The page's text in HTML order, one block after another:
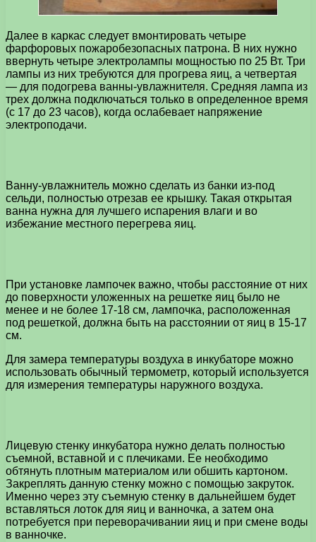
Далее в каркас следует вмонтировать четыре
фарфоровых пожаробезопасных патрона. В них нужно
ввернуть четыре электролампы мощностью по 25 Вт. Три
лампы из них требуются для прогрева яиц, а четвертая
— для подогрева ванны-увлажнителя. Средняя лампа из
трех должна подключаться только в определенное время
(с 17 до 23 часов), когда ослабевает напряжение
электроподачи.
Ванну-увлажнитель можно сделать из банки из-под
сельди, полностью отрезав ее крышку. Такая открытая
ванна нужна для лучшего испарения влаги и во
избежание местного перегрева яиц.
При установке лампочек важно, чтобы расстояние от них
до поверхности уложенных на решетке яиц было не
менее и не более 17-18 см, лампочка, расположенная
под решеткой, должна быть на расстоянии от яиц в 15-17
см.
Для замера температуры воздуха в инкубаторе можно
использовать обычный термометр, который используется
для измерения температуры наружного воздуха.
Лицевую стенку инкубатора нужно делать полностью
съемной, вставной и с плечиками. Ее необходимо
обтянуть плотным материалом или обшить картоном.
Закреплять данную стенку можно с помощью закруток.
Именно через эту съемную стенку в дальнейшем будет
вставляться лоток для яиц и ванночка, а затем она
потребуется при переворачивании яиц и при смене воды
в ванночке.